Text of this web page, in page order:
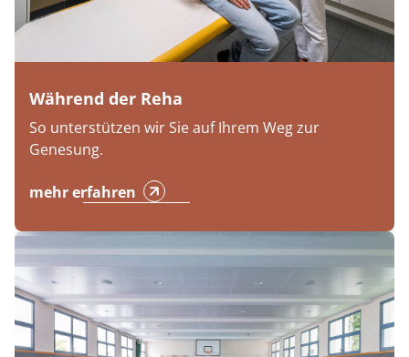
Während der Reha
So unterstützen wir Sie auf Ihrem Weg zur
Genesung.
mehr erfahren